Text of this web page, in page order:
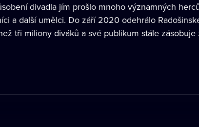
divadla jím prošlo mnoho významných
a další umělci. Do září 2020 odehrálo
tři miliony diváků a své publikum stále